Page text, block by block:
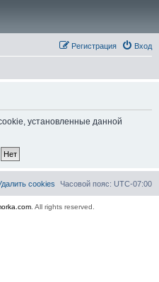
Вход
Регистрация
установленные данной
Часовой пояс: UTC-07:00
cookies
. All rights reserved.